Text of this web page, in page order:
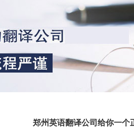
郑州英语翻译公司给你一个